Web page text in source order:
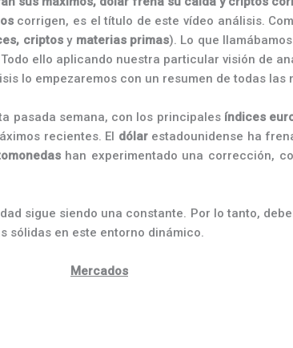
corrigen, es el título de este vídeo análisis.
criptosy materias primas). Lo que
ello aplicando nuestra particular visión de
lo empezaremos con un resumen de todas
pasada semana, con los principales índices
recientes. El dólarestadounidense ha
han experimentado una corrección,
sigue siendo una constante. Por lo tanto,
sólidas en este entorno dinámico.
Mercados